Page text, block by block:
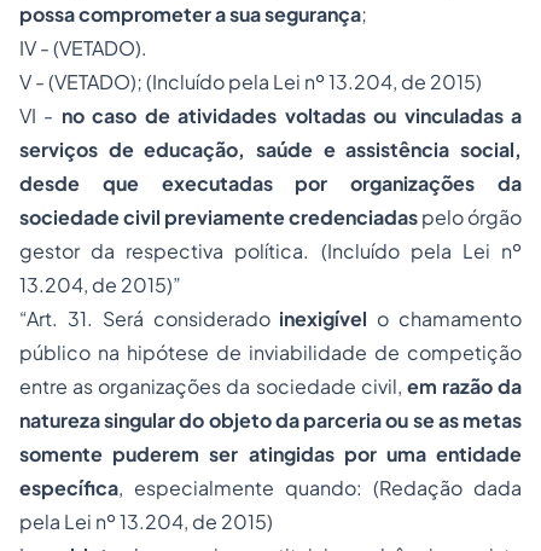
possa comprometer a sua segurança;
IV - (VETADO).
V - (VETADO);(Incluído pela Lei nº 13.204, de 2015)
VI - no caso de atividades voltadas ou vinculadas a
serviços de educação, saúde e assistência social,
desde que executadas por organizações da
sociedade civil previamente credenciadaspelo órgão
gestor da respectiva política. (Incluído pela Lei nº
13.204, de 2015)”
“Art. 31. Será considerado inexigível o chamamento
público na hipótese de inviabilidade de competição
entre as organizações da sociedade civil, em razão da
natureza singular do objeto da parceria ou se as metas
somente puderem ser atingidas por uma entidade
específica, especialmente quando: (Redação dada
pela Lei nº 13.204, de 2015)